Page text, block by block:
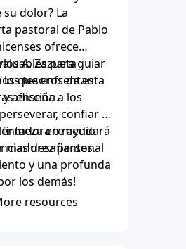
dolor? La
pastoral de Pablo
ofrece
para guiar
que enfrentan
aflicción.
A. Zazueta
los tesoros de esta
enseña a los
confiar y
en medio
desafiantes.
te ayudará
madurez personal
y una profunda
los demás!
resources